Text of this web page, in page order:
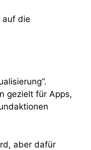
auf die
gezielt für Apps,
aber dafür